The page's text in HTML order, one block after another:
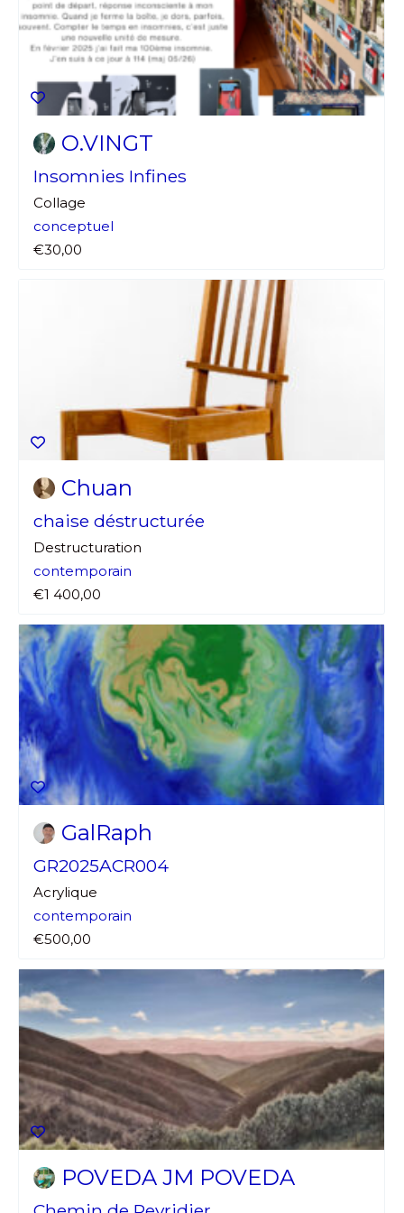
Adresse email*
Nom
Prénom
Adresse email*
Nom
O.VINGT
Insomnies Infines
Collage
conceptuel
€30,00
Chuan
chaise déstructurée
Destructuration
contemporain
€1 400,00
GalRaph
GR2025ACR004
Acrylique
contemporain
€500,00
POVEDA JM POVEDA